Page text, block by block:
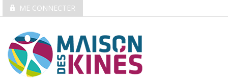
ME CONNECTER